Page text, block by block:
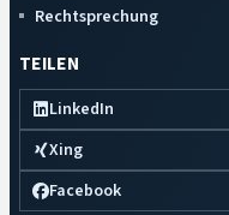
Rechtsprechung
TEILEN
LinkedIn
Xing
Facebook